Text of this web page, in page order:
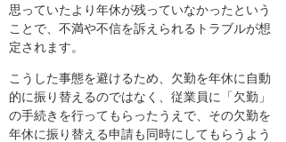
思っていたより年休が残っていなかったという
ことで、不満や不信を訴えられるトラブルが想
定されます。
こうした事態を避けるため、欠勤を年休に自動
的に振り替えるのではなく、従業員に「欠勤」
の手続きを行ってもらったうえで、その欠勤を
年休に振り替える申請も同時にしてもらうよう